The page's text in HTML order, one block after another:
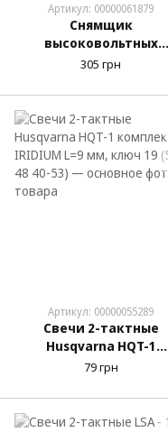
Артикул: 00000061879
Снямщик
высоковольтных
проводов свечей
KS-1799
305 грн
Артикул: 00000055289
Свечи 2-тактные
Husqvarna HQT-1
комплект IRIDIUM L=9
79 грн